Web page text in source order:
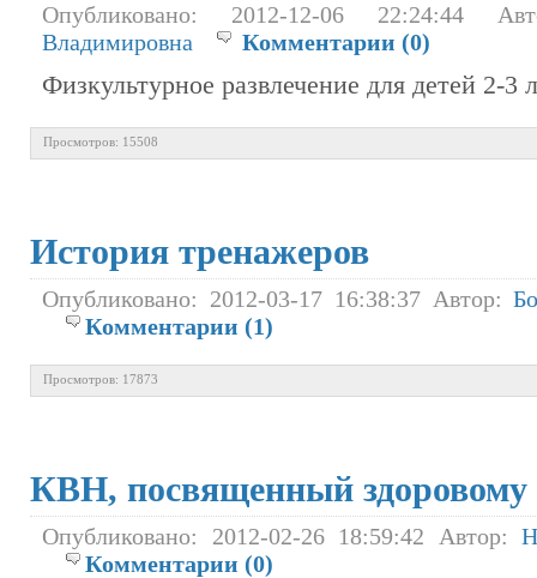
Опубликовано: 2012-12-06 22:24:44
Владимировна
Комментарии (0)
Физкультурное развлечение для детей 2-3
Просмотров: 15508
История тренажеров
Опубликовано: 2012-03-17 16:38:37 Автор:
Комментарии (1)
Просмотров: 17873
КВН, посвященный здоровому
Опубликовано: 2012-02-26 18:59:42 Автор:
Комментарии (0)